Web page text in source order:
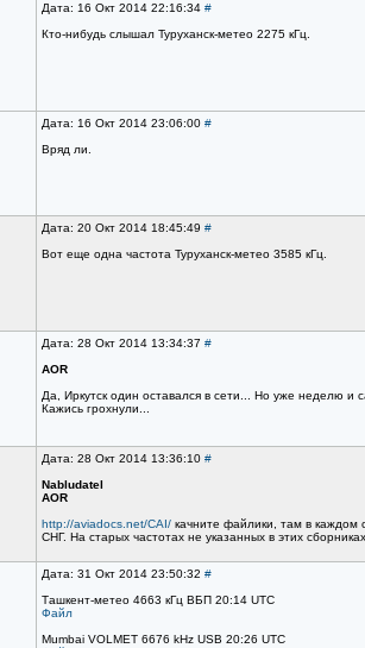
Дата: 16 Окт 2014 22:16:34 #
Кто-нибудь слышал Туруханск-метео 2275 кГц.
Дата: 16 Окт 2014 23:06:00 #
Вряд ли.
Дата: 20 Окт 2014 18:45:49 #
Вот еще одна частота Туруханск-метео 3585 кГц.
Дата: 28 Окт 2014 13:34:37 #
AOR
Да, Иркутск один оставался в сети... Но уже неделю и
Кажись грохнули...
Дата: 28 Окт 2014 13:36:10 #
Nabludatel
AOR
http://aviadocs.net/CAI/ качните файлики, там в
СНГ. На старых частотах не указанных в этих
Дата: 31 Окт 2014 23:50:32 #
Ташкент-метео 4663 кГц ВБП 20:14 UTC
Файл
Mumbai VOLMET 6676 kHz USB 20:26 UTC